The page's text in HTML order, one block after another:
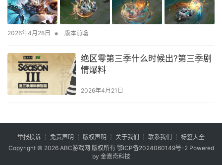
2026年4月28日 • 版本前瞻
‌绝区零第三季什么时候出?第三季剧
情爆料
2026年4月21日
举报投诉 ┊ 免责声明 ┊ 版权声明 ┊ 关于我们 ┊ 联系我们 ┊ 标签大全
Copyright © 2026 ABC游戏网 版权所有 鄂ICP备2024060149号-2Powered
by 金嘉奇科技